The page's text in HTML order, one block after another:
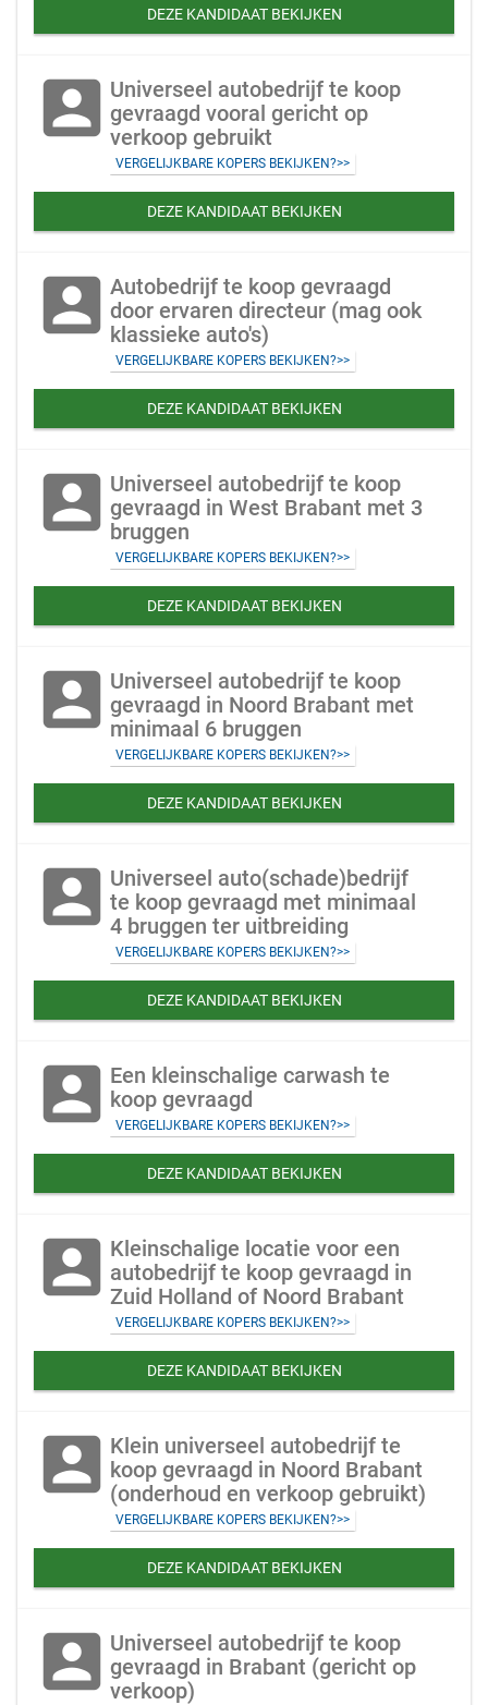
DEZE KANDIDAAT BEKIJKEN
account_box Universeel autobedrijf te koop
gevraagd vooral gericht op
verkoop gebruikt
VERGELIJKBARE KOPERS BEKIJKEN?>>
DEZE KANDIDAAT BEKIJKEN
account_box Autobedrijf te koop gevraagd
door ervaren directeur (mag ook
klassieke auto's)
VERGELIJKBARE KOPERS BEKIJKEN?>>
DEZE KANDIDAAT BEKIJKEN
account_box Universeel autobedrijf te koop
gevraagd in West Brabant met 3
bruggen
VERGELIJKBARE KOPERS BEKIJKEN?>>
DEZE KANDIDAAT BEKIJKEN
account_box Universeel autobedrijf te koop
gevraagd in Noord Brabant met
minimaal 6 bruggen
VERGELIJKBARE KOPERS BEKIJKEN?>>
DEZE KANDIDAAT BEKIJKEN
account_box Universeel auto(schade)bedrijf
te koop gevraagd met minimaal
4 bruggen ter uitbreiding
VERGELIJKBARE KOPERS BEKIJKEN?>>
DEZE KANDIDAAT BEKIJKEN
account_box Een kleinschalige carwash te
koop gevraagd
VERGELIJKBARE KOPERS BEKIJKEN?>>
DEZE KANDIDAAT BEKIJKEN
account_box Kleinschalige locatie voor een
autobedrijf te koop gevraagd in
Zuid Holland of Noord Brabant
VERGELIJKBARE KOPERS BEKIJKEN?>>
DEZE KANDIDAAT BEKIJKEN
account_box Klein universeel autobedrijf te
koop gevraagd in Noord Brabant
(onderhoud en verkoop gebruikt)
VERGELIJKBARE KOPERS BEKIJKEN?>>
DEZE KANDIDAAT BEKIJKEN
account_box Universeel autobedrijf te koop
gevraagd in Brabant (gericht op
verkoop)